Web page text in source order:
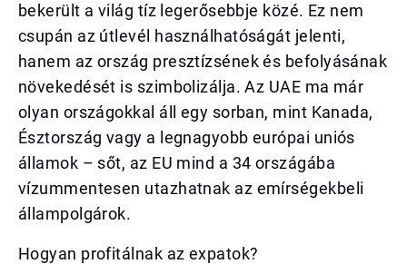
bekerült a világ tíz legerősebbje közé. Ez nem
csupán az útlevél használhatóságát jelenti,
hanem az ország presztízsének és befolyásának
növekedését is szimbolizálja. Az UAE ma már
olyan országokkal áll egy sorban, mint Kanada,
Észtország vagy a legnagyobb európai uniós
államok – sőt, az EU mind a 34 országába
vízummentesen utazhatnak az emírségekbeli
állampolgárok.
Hogyan profitálnak az expatok?